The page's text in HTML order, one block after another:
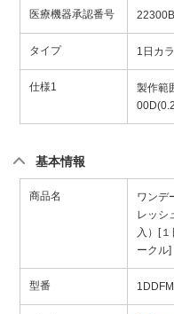
医療機器承認番号
タイプ 1日カ
仕様1
製作範
基本情報
商品名
ワンデ
レッシ
入）[
ークル]
型番